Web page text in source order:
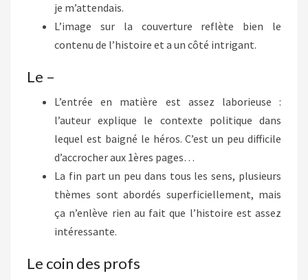
je m’attendais.
L’image sur la couverture reflète bien le
contenu de l’histoire et a un côté intrigant.
Le –
L’entrée en matière est assez laborieuse :
l’auteur explique le contexte politique dans
lequel est baigné le héros. C’est un peu difficile
d’accrocher aux 1ères pages…
La fin part un peu dans tous les sens, plusieurs
thèmes sont abordés superficiellement, mais
ça n’enlève rien au fait que l’histoire est assez
intéressante.
Le coin des profs